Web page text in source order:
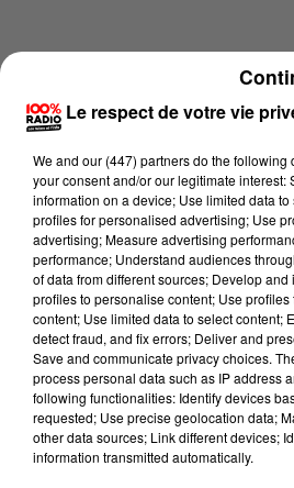
Lecture (4 min 16 sec)
100%
100% Radio les infos des
Le respect de votre vie
We and our (447) partnersdo the following
your consent and/or our legitimate interest:
information on a device; Use limited data
profiles for personalised advertising; Use
advertising; Measure advertising
performance; Understand audiences
of data from different sources; Develop
profiles to personalise content; Use
content; Use limited data to select content;
detect fraud, and fix errors; Deliver and
Save and communicate privacy choices.
process personal data such as IP address
following functionalities: Identify devices
requested; Use precise geolocation data;
other data sources; Link different devices;
information transmitted automatically.